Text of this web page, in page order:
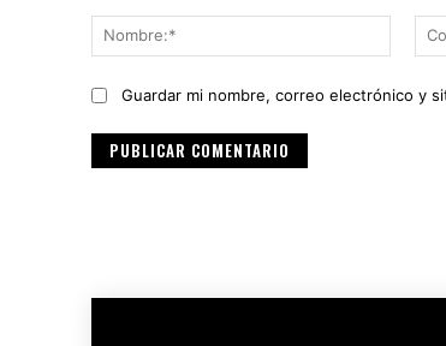
Guardar mi nombre, correo electrónico y